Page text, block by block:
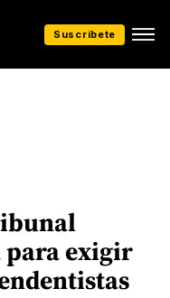
Suscríbete
para exigir